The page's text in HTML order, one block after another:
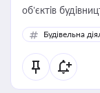
об’єктів
Будівельна